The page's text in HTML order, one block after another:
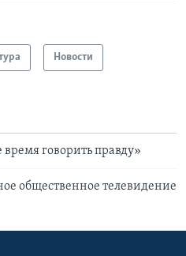
Новости
говорить правду»
общественное телевидение